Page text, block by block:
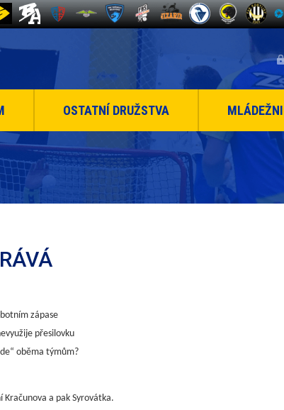
OSTATNÍ DRUŽSTVA
zápase
přesilovku
oběma týmům?
a pak Syrovátka.